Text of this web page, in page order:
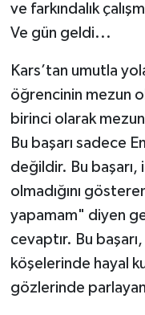
ve farkındalık
Ve gün geldi...
Kars’tan umutla
öğrencinin mezun
birinci olarak
Bu başarı sadece
değildir. Bu başarı,
olmadığını
yapamam" diyen
cevaptır. Bu
köşelerinde hayal
gözlerinde parlayan